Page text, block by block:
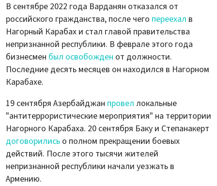
В сентябре 2022 года Варданян отказался от
российского гражданства, после чего переехал в
Нагорный Карабах и стал главой правительства
непризнанной республики. В феврале этого года
бизнесмен был освобожден от должности.
Последние десять месяцев он находился в Нагорном
Карабахе.
19 сентября Азербайджан провел локальные
"антитеррористические мероприятия" на территории
Нагорного Карабаха. 20 сентября Баку и Степанакерт
договорились о полном прекращении боевых
действий. После этого тысячи жителей
непризнанной республики начали уезжать в
Армению.